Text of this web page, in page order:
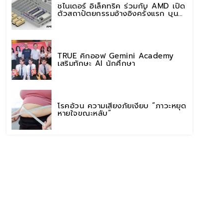
ชไนเดอร์ อิเล็คทริค ร่วมกับ AMD เปิด
ตัวสถาปัตยกรรมอ้างอิงครั้งแรก บน
แพลตฟอร์ม “Helios” เร่งการติดตั้งใช้
TRUE คิกออฟ Gemini Academy
เสริมทักษะ AI นักศึกษา
โรคอ้วน ความเสี่ยงภัยเงียบ “ภาวะหยุด
หายใจขณะหลับ”